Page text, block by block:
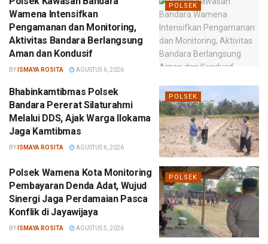
POLSEK
Wamena Intensifkan
Pengamanan dan Monitoring,
Aktivitas Bandara Berlangsung
Aman dan Kondusif
BY ISMAYA ROSITA AGUSTUS 6, 2026
POLSEK
Bhabinkamtibmas Polsek
Bandara Pererat Silaturahmi
Melalui DDS, Ajak Warga Ilokama
Jaga Kamtibmas
BY ISMAYA ROSITA AGUSTUS 6, 2026
POLSEK
Polsek Wamena Kota Monitoring
Pembayaran Denda Adat, Wujud
Sinergi Jaga Perdamaian Pasca
Konflik di Jayawijaya
BY ISMAYA ROSITA AGUSTUS 5, 2026